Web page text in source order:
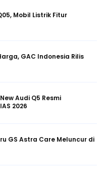
Mobil Listrik Fitur
GAC Indonesia Rilis
Audi Q5 Resmi
2026
GS Astra Care Meluncur di